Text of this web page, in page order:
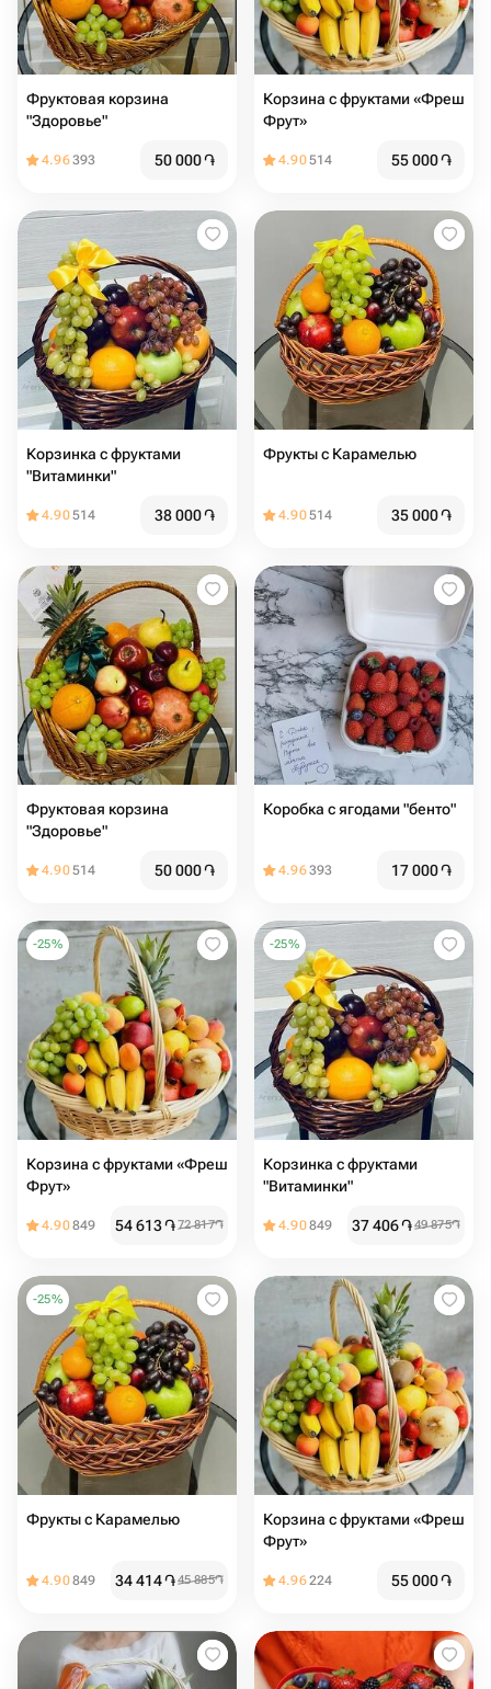
Фруктовая корзина
"Здоровье"
4.96393 50 000֏
Корзина с фруктами «Фреш
Фрут»
4.90514 55 000֏
Корзинка с фруктами
"Витаминки"
4.90514 38 000֏
Фрукты с Карамелью
4.90514 35 000֏
Фруктовая корзина
"Здоровье"
4.90514 50 000֏
Коробка с ягодами "бенто"
4.96393 17 000֏
-25%
Корзина с фруктами «Фреш
Фрут»
4.90849 54 613֏72 817֏
-25%
Корзинка с фруктами
"Витаминки"
4.90849 37 406֏49 875֏
-25%
Фрукты с Карамелью
4.90849 34 414֏45 885֏
Корзина с фруктами «Фреш
Фрут»
4.96224 55 000֏